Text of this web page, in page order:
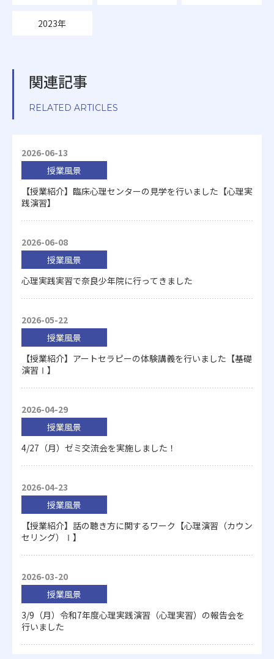
2023年
関連記事
RELATED ARTICLES
2026-06-13
授業風景
【授業紹介】臨床心理センターの見学を行いました【心理実
践演習】
2026-06-08
授業風景
心理実践実習で奈良少年院に行ってきました
2026-05-22
授業風景
【授業紹介】アートセラピーの体験講義を行いました【基礎
演習Ⅰ】
2026-04-29
授業風景
4/27（月）ゼミ交流会を実施しました！
2026-04-23
授業風景
【授業紹介】話の聴き方に関するワーク【心理演習（カウン
セリング）Ⅰ】
2026-03-20
授業風景
3/9（月）令和7年度心理実践演習（心理実習）の報告会を
行いました